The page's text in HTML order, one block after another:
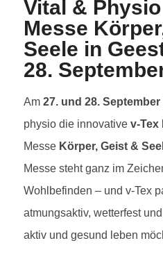
Vital &
Messe
Seele in
28.
Am 27. und 28. September
physio die innovative v-Tex
Messe Körper, Geist &
Messe steht ganz im
Wohlbefinden – und v-Tex
atmungsaktiv, wetterfest
aktiv und gesund leben